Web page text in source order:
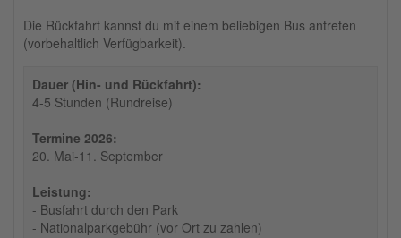
Die Rückfahrt kannst du mit einem beliebigen Bus antreten
(vorbehaltlich Verfügbarkeit).
Dauer (Hin- und Rückfahrt):
4-5 Stunden (Rundreise)
Termine 2026:
20. Mai-11. September
Leistung:
- Busfahrt durch den Park
- Nationalparkgebühr (vor Ort zu zahlen)